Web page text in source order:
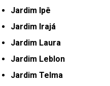
Jardim Ipê
Jardim Irajá
Jardim Laura
Jardim Leblon
Jardim Telma